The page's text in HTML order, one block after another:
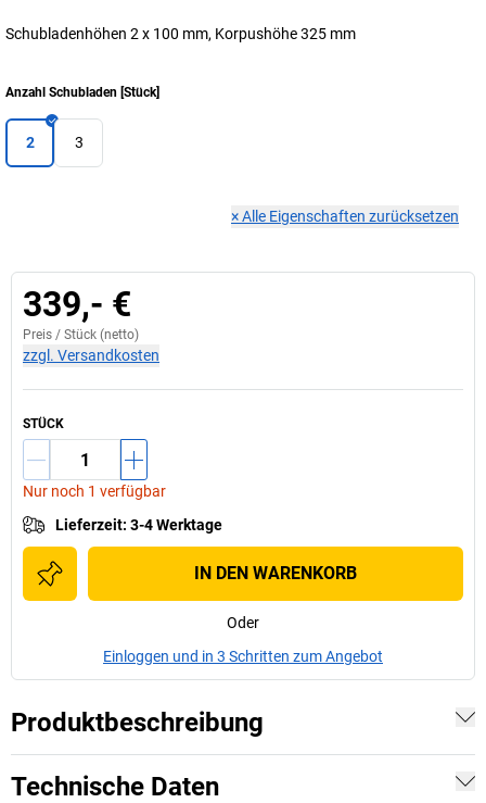
Schubladenhöhen 2 x 100 mm, Korpushöhe 325 mm
Anzahl Schubladen [Stück]
2 3
×Alle Eigenschaften zurücksetzen
339,- €
Preis / Stück (netto)
zzgl. Versandkosten
STÜCK
Nur noch 1 verfügbar
Lieferzeit: 3-4 Werktage
IN DEN WARENKORB
Oder
Einloggen und in 3 Schritten zum Angebot
Produktbeschreibung
Technische Daten